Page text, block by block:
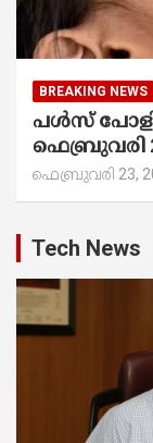
BREAKING NEWS
പൾസ്
ഫെബ്രുവരി
ഫെബ്രുവരി 23,
Tech News